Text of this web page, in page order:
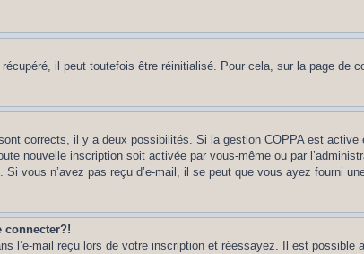
il peut toutefois être réinitialisé. Pour cela, sur la page de
corrects, il y a deux possibilités. Si la gestion COPPA est
nouvelle inscription soit activée par vous-même ou par
vous n’avez pas reçu d’e-mail, il se peut que vous ayez fourni
connecter?!
l’e-mail reçu lors de votre inscription et réessayez. Il est